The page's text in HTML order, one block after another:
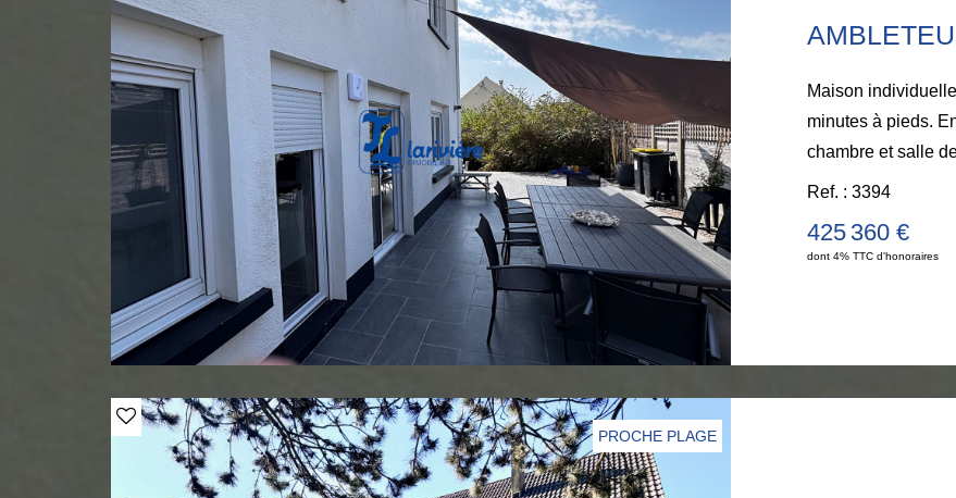
Maison individuelle sur 353 m² à 900 m de la plage, soit 14
minutes à pieds.
chambre et salle de bains. WC; A
bureau . Sous
Commerces à proximité. Visites : Tél : Anouck
Ref. : 3394
425 360 €
dont 4% TTC d'honoraires
PROCHE PLAGE